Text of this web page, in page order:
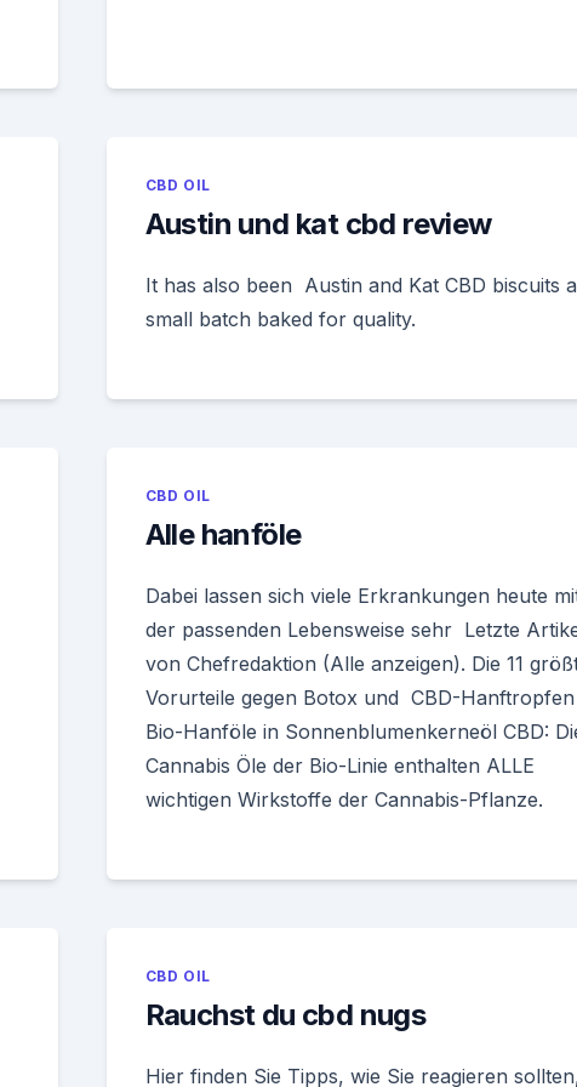
CBD OIL
Austin und kat cbd review
It has also been Austin and Kat CBD biscuits
small batch baked for quality.
CBD OIL
Alle hanföle
Dabei lassen sich viele Erkrankungen heute
der passenden Lebensweise sehr Letzte
von Chefredaktion (Alle anzeigen). Die 11
Vorurteile gegen Botox und CBD-Hanftropfen
Bio-Hanföle in Sonnenblumenkerneöl CBD:
Cannabis Öle der Bio-Linie enthalten ALLE
wichtigen Wirkstoffe der Cannabis-Pflanze.
CBD OIL
Rauchst du cbd nugs
Hier finden Sie Tipps, wie Sie reagieren